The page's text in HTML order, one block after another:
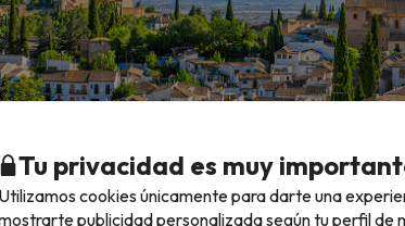
Tu privacidad es muy
Utilizamos cookies únicamente para darte una
publicidad personalizada según tu perfil de